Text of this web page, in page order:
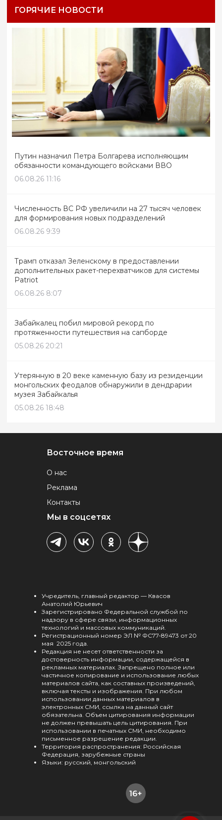
ГОРЯЧИЕ НОВОСТИ
Путин назначил Петра Болгарева исполняющим
обязанности командующего войсками ВВО
06.08.26 11:16
Численность ВС РФ увеличили на 27 тысяч человек
для формирования новых подразделений
06.08.26 9:39
Трамп отказал Зеленскому в предоставлении
дополнительных ракет-перехватчиков для системы
Patriot
06.08.26 8:07
Забайкалец побил мировой рекорд по
протяженности путешествия на сапборде
05.08.26 20:21
Утерянную в 20 веке каменную базу из резиденции
монгольских феодалов обнаружили в дендрарии
музея Забайкалья
05.08.26 18:48
Восточное время
О нас
Реклама
Контакты
Мы в соцсетях
Учредитель, главный редактор — Квасов
Анатолий Юрьевич
Зарегистрировано Федеральной службой по
надзору в сфере связи, информационных
технологий и массовых коммуникаций.
Регистрационный номер ЭЛ № ФС77-89473 от 20
мая 2025 года.
Редакция не несет ответственности за
достоверность информации, содержащейся в
рекламных материалах. Запрещено полное или
частичное копирование и использование любых
материалов сайта, как составных произведений,
включая тексты и изображения. При любом
использовании данных материалов в
электронных СМИ, ссылка на данный сайт
обязательна. Объем цитирования информации
не должен превышать цель цитирования. При
использовании в печатных СМИ, необходимо
письменное разрешение редакции.
Территория распространения: Российская
Федерация, зарубежные страны
Языки: русский, монгольский